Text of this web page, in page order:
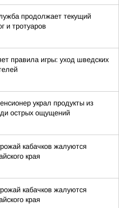
продолжает текущий
и тротуаров
правила игры: уход шведских
украл продукты из
острых ощущений
кабачков жалуются
края
кабачков жалуются
края